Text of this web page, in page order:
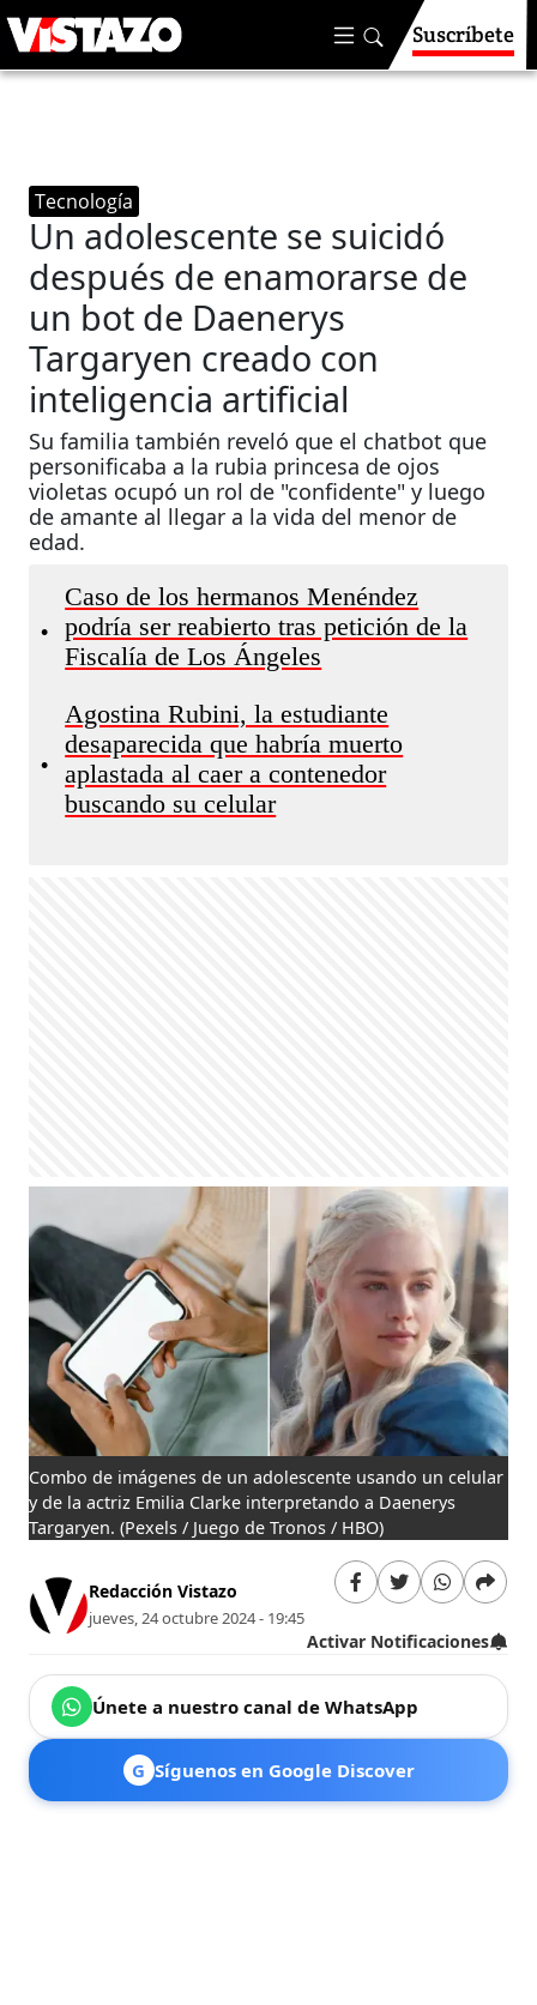
Suscríbete
Tecnología
Un adolescente se suicidó
después de enamorarse de
un bot de Daenerys
Targaryen creado con
inteligencia artificial
Su familia también reveló que el chatbot que
personificaba a la rubia princesa de ojos
violetas ocupó un rol de "confidente" y luego
de amante al llegar a la vida del menor de
edad.
•
Caso de los hermanos Menéndez
podría ser reabierto tras petición de la
Fiscalía de Los Ángeles
•
Agostina Rubini, la estudiante
desaparecida que habría muerto
aplastada al caer a contenedor
buscando su celular
Combo de imágenes de un adolescente usando un celular
y de la actriz Emilia Clarke interpretando a Daenerys
Targaryen. (Pexels / Juego de Tronos / HBO)
Redacción Vistazo
jueves, 24 octubre 2024 - 19:45
Activar Notificaciones
Únete a nuestro canal de WhatsApp
G Síguenos en Google Discover